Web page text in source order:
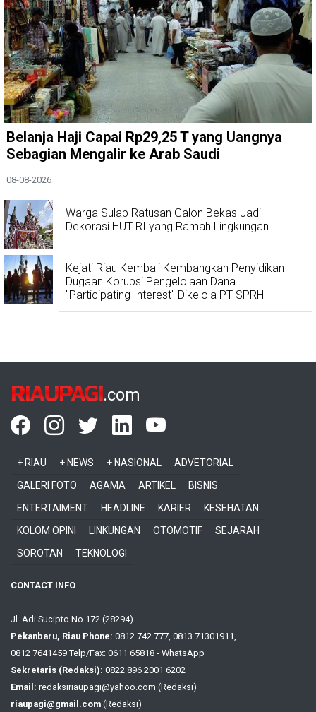
Belanja Haji Capai Rp29,25 T yang Uangnya
Sebagian Mengalir ke Arab Saudi
08-08-2026
Warga Sulap Ratusan Galon Bekas Jadi
Dekorasi HUT RI yang Ramah Lingkungan
Kejati Riau Kembali Kembangkan Penyidikan
Dugaan Korupsi Pengelolaan Dana
"Participating Interest" Dikelola PT SPRH
RIAUPAGI.com
+ RIAU + NEWS + NASIONAL
ADVETORIAL
GALERI FOTO
AGAMA ARTIKEL
BISNIS
ENTERTAIMENT
HEADLINE KARIER
KESEHATAN
KOLOM OPINI
LINKUNGAN OTOMOTIF
SEJARAH
SOROTAN
TEKNOLOGI
CONTACT INFO
Jl. Adi Sucipto No 172 (28294)
Pekanbaru, Riau Phone: 0812 742 777, 0813 71301911,
0812 7641459 Telp/Fax: 0611 65818 - WhatsApp
Sekretaris (Redaksi): 0822 896 2001 6202
Email: redaksiriaupagi@yahoo.com (Redaksi)
riaupagi@gmail.com (Redaksi)